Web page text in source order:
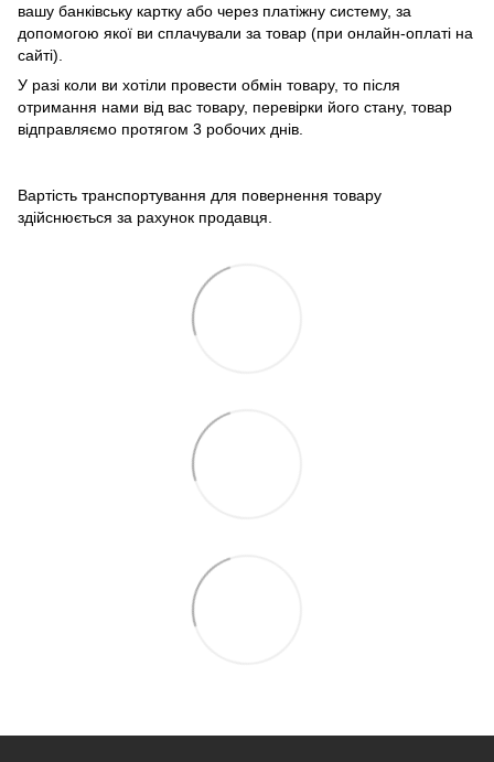
вашу банківську картку або через платіжну систему, за
допомогою якої ви сплачували за товар (при онлайн-оплаті на
сайті).
У разі коли ви хотіли провести обмін товару, то після
отримання нами від вас товару, перевірки його стану, товар
відправляємо протягом 3 робочих днів.
Вартість транспортування для повернення товару
здійснюється за рахунок продавця.